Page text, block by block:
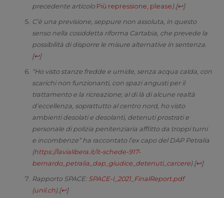
precedente articolo Più repressione, please ).[↩]
C’è una previsione, seppure non assoluta, in questo
senso nella cosiddetta riforma Cartabia, che prevede la
possibilità di disporre le misure alternative in sentenza.
[↩]
“Ho visto stanze fredde e umide, senza acqua calda, con
scarichi non funzionanti, con spazi angusti per il
trattamento e la ricreazione; al di là di alcune realtà
d’eccellenza, soprattutto al centro nord, ho visto
ambienti desolati e desolanti, detenuti prostrati e
personale di polizia penitenziaria afflitto da troppi turni
e incombenze” ha raccontato l’ex capo del DAP Petralia
(https://lavialibera.it/it-schede-917-
bernardo_petralia_dap_giudice_detenuti_carcere).[↩]
Rapporto SPACE: SPACE-I_2021_FinalReport.pdf
(unil.ch).[↩]